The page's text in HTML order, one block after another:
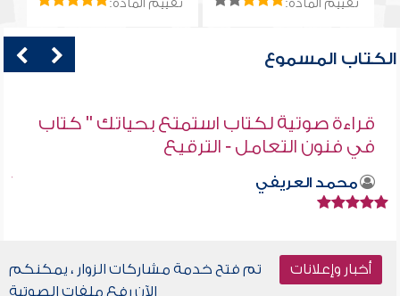
تقييم المادة: تقييم المادة:
الكتاب المسموع
قراءة صوتية لكتاب استمتع بحياتك " كتاب
في فنون التعامل - الترقيع
محمد العريفي
أخبار وإعلانات
تم فتح خدمة مشاركات الزوار ، يمكنكم
الآن رفع ملفات الصوتية